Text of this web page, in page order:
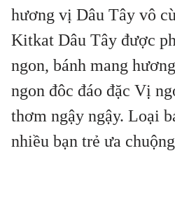
hương vị Dâu Tây vô
Kitkat Dâu Tây được
ngon, bánh mang
ngon đôc đáo đặc Vị
thơm ngậy ngậy. Loại
nhiều bạn trẻ ưa